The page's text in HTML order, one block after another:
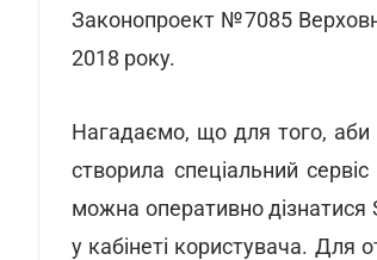
Законопроект №7085
2018 року.
Нагадаємо, що для того, аби
створила спеціальний
можна оперативно
у кабінеті користувача. Для